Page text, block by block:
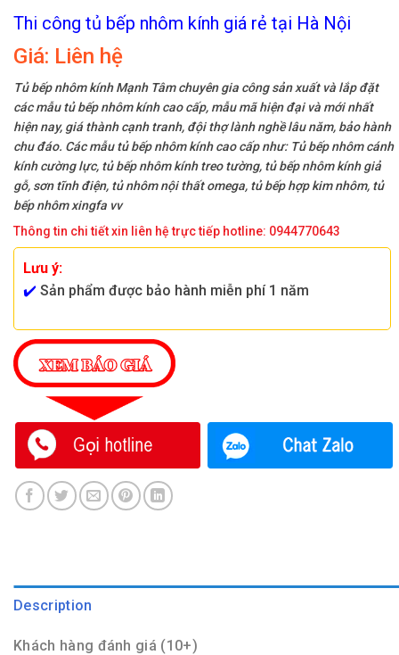
Thi công tủ bếp nhôm kính giá rẻ tại Hà Nội
Giá: Liên hệ
Tủ bếp nhôm kính Mạnh Tâm chuyên gia công sản xuất và lắp đặt
các mẫu tủ bếp nhôm kính cao cấp, mẫu mã hiện đại và mới nhất
hiện nay, giá thành cạnh tranh, đội thợ lành nghề lâu năm, bảo hành
chu đáo. Các mẫu tủ bếp nhôm kính cao cấp như: Tủ bếp nhôm cánh
kính cường lực, tủ bếp nhôm kính treo tường, tủ bếp nhôm kính giả
gỗ, sơn tĩnh điện, tủ nhôm nội thất omega, tủ bếp hợp kim nhôm, tủ
bếp nhôm xingfa vv
Thông tin chi tiết xin liên hệ trực tiếp hotline: 0944770643
Lưu ý:
✔️ Sản phẩm được bảo hành miễn phí 1 năm
Description
Khách hàng đánh giá (10+)